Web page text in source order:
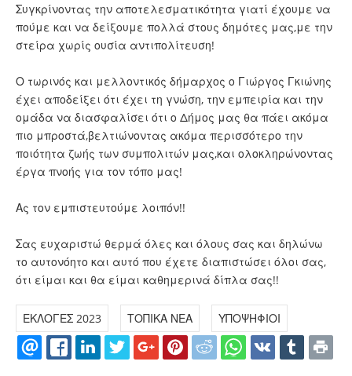
Συγκρίνοντας την αποτελεσματικότητα γιατί έχουμε να
πούμε και να δείξουμε πολλά στους δημότες μας,με την
στείρα χωρίς ουσία αντιπολίτευση!
Ο τωρινός και μελλοντικός δήμαρχος ο Γιώργος Γκιώνης
έχει αποδείξει ότι έχει τη γνώση, την εμπειρία και την
ομάδα να διασφαλίσει ότι ο Δήμος μας θα πάει ακόμα
πιο μπροστά,βελτιώνοντας ακόμα περισσότερο την
ποιότητα ζωής των συμπολιτών μας,και ολοκληρώνοντας
έργα πνοής για τον τόπο μας!
Ας τον εμπιστευτούμε λοιπόν!!
Σας ευχαριστώ θερμά όλες και όλους σας και δηλώνω
το αυτονόητο και αυτό που έχετε διαπιστώσει όλοι σας,
ότι είμαι και θα είμαι καθημερινά δίπλα σας!!
ΕΚΛΟΓΕΣ 2023 ΤΟΠΙΚΑ ΝΕΑ ΥΠΟΨΗΦΙΟΙ